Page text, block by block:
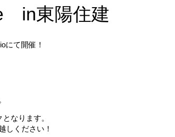
in東陽住建
にて開催！
なります。
しください！